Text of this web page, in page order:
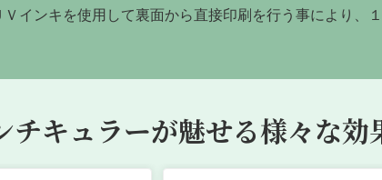
インキを使用して裏面から直接印刷を行う事により、
チキュラーが魅せる様々な効